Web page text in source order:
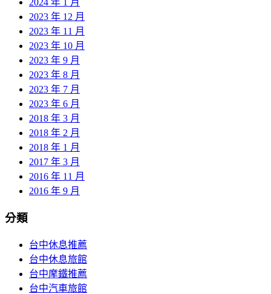
2024 年 1 月
2023 年 12 月
2023 年 11 月
2023 年 10 月
2023 年 9 月
2023 年 8 月
2023 年 7 月
2023 年 6 月
2018 年 3 月
2018 年 2 月
2018 年 1 月
2017 年 3 月
2016 年 11 月
2016 年 9 月
分類
台中休息推薦
台中休息旅館
台中摩鐵推薦
台中汽車旅館